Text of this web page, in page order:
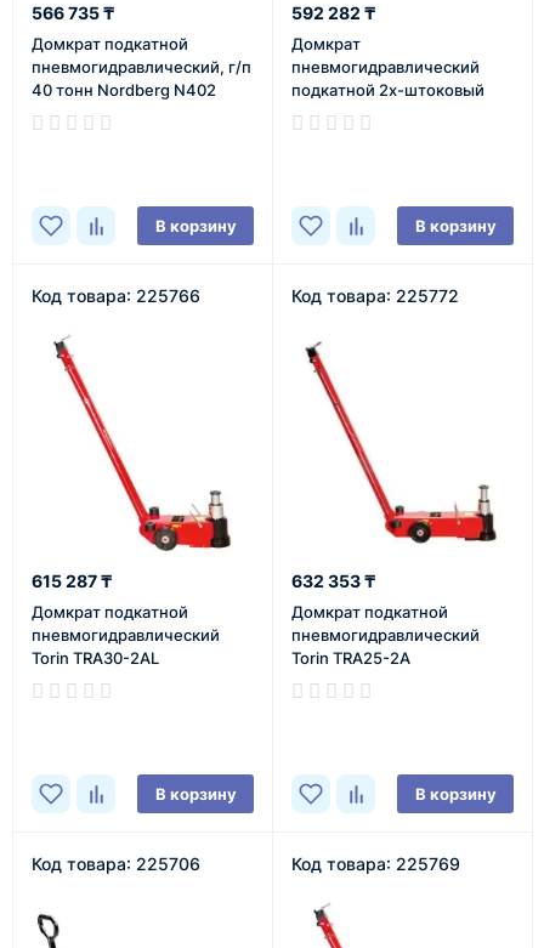
566 735 ₸
Домкрат подкатной
пневмогидравлический, г/п
40 тонн Nordberg N402
В корзину
592 282 ₸
Домкрат
пневмогидравлический
подкатной 2х-штоковый
25/50 тонн RM 475
В корзину
Код товара: 225766
615 287 ₸
Домкрат подкатной
пневмогидравлический
Torin TRA30-2AL
В корзину
Код товара: 225772
632 353 ₸
Домкрат подкатной
пневмогидравлический
Torin TRA25-2A
В корзину
Код товара: 225706 Код товара: 225769